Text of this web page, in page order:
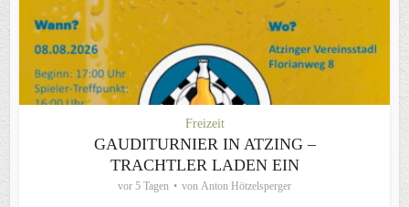
Freizeit
GAUDITURNIER IN ATZING –
TRACHTLER LADEN EIN
vor 5 Tagen von Anton Hötzelsperger